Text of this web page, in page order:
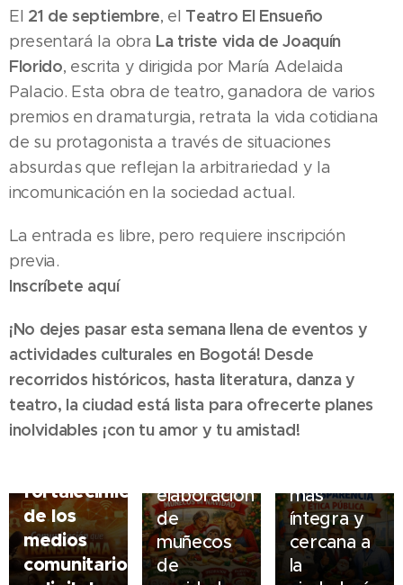
El 21 de septiembre, el Teatro El Ensueño
presentará la obra La triste vida de Joaquín
Florido, escrita y dirigida por María Adelaida
Palacio. Esta obra de teatro, ganadora de varios
premios en dramaturgia, retrata la vida cotidiana
de su protagonista a través de situaciones
absurdas que reflejan la arbitrariedad y la
incomunicación en la sociedad actual.
La entrada es libre, pero requiere inscripción
previa.
Inscríbete aquí
¡No dejes pasar esta semana llena de eventos y
actividades culturales en Bogotá! Desde
recorridos históricos, hasta literatura, danza y
teatro, la ciudad está lista para ofrecerte planes
inolvidables ¡con tu amor y tu amistad!
05.08.2026
Comunicación
que
transforma
fortalecimiento
de los
medios
comunitarios
03.08.2026
Ruta de
elaboración
de
muñecos
de
02.08.2026
fortalece
y Ética
Pública
para
promover
más
íntegra y
cercana a
la
01.08.2026
El Instituto
para la
Economía
Social
(IPES) es
entidad
pública de
Bogotá
alternativas
de
generación
de
ingresos
para los
informales
en el
espacio
público.
01.07.2026
Fenómeno
Colombia
para
2026-
2027 será
fuerte,
riesgos
de
sequías,
incendios
25.05.2026
La
Acueducto
y
Alcantarillado
de